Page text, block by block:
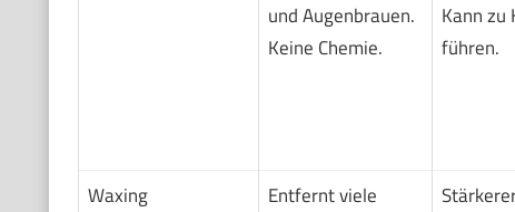
und Augenbrauen.
Keine Chemie.
Kann zu
führen.
Waxing
Entfernt viele